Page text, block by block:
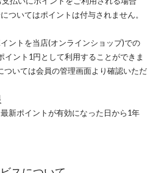
ついてはポイントは付与されません。
ントを当店(オンラインショップ)での
イント1円として利用することができま
ついては会員の管理画面より確認いただ
新ポイントが有効になった日から1年